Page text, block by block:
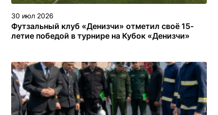
30 июл 2026
Футзальный клуб «Денизчи» отметил своё 15-
летие победой в турнире на Кубок «Денизчи»